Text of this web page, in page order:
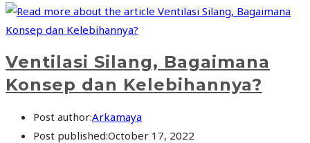
Ventilasi Silang, Bagaimana
Konsep dan Kelebihannya?
Post author:Arkamaya
Post published:October 17, 2022